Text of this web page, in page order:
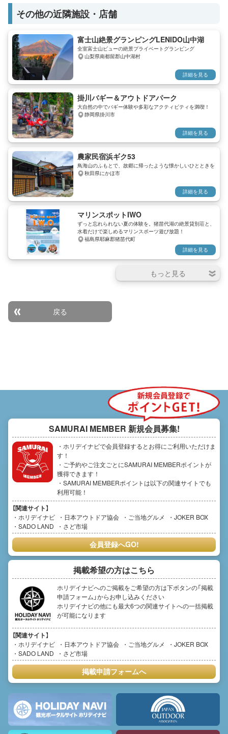
ック飲料付き) ・テレワーク可能な
スペースあり ・普段利用されてい
・地上より4~12mで高さで吊り橋
効果も？
果あり ・地上より4~12mで高さで
吊り橋効果あり
その他の近隣施設・店舗
富士山絶景グランピングLENIDO山中湖
全室富士山ビューの絶景プライベートグランピング
山梨県南都留郡山中湖村
詳細を見る
掛川バギー＆アウトドアパーク
大自然の中でバギー体験や多彩なアクティビティを満喫！
静岡県掛川市
詳細を見る
農家民宿浜ギク53
鳥海山のふもとで、故郷に帰ったような懐かしいひとときを
秋田県にかほ市
詳細を見る
マリンスポットIWO
ずっと忘れられない夏の体験を。猪苗代湖の絶景貸別荘と、
水着だけで楽しめるマリンスポーツ遊び放題！
福島県耶麻郡猪苗代町
詳細を見る
戻る
SAMURAI MEMBER 新規会員募集!
・ホリデイナビで会員登録するとお得にご利用いただけま
す！
・ご予約やご注文ごとにSAMURAI MEMBERポイントが
獲得できます！
・SAMURAI MEMBERポイントは以下の関連サイトでも
利用可能！
【関連サイト】
ホリデイナビ 日本アウトドア協会 ご当地グルメ
JOKER BOX
SADO LAND
さど市場
会員登録へGO!
掲載希望の方はこちら
ホリデイナビへのご掲載をご希望の方は下ボタンの「掲載
申請フォーム」からお申し込みください
ホリデイナビの他にも最大6つの関連サイトへの一括掲載
が可能になります
【関連サイト】
ホリデイナビ 日本アウトドア協会 ご当地グルメ
JOKER BOX
SADO LAND
さど市場
掲載申請フォームへ